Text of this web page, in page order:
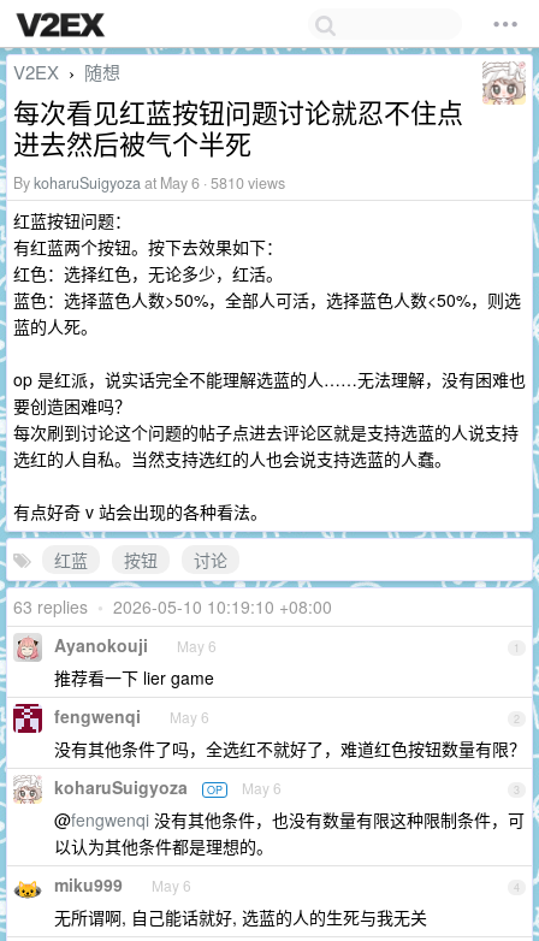
V2EX › 随想
每次看见红蓝按钮问题讨论就忍不住点
进去然后被气个半死
BykoharuSuigyozaat May 6 · 5810 views
红蓝按钮问题：
有红蓝两个按钮。按下去效果如下：
红色：选择红色，无论多少，红活。
蓝色：选择蓝色人数>50%，全部人可活，选择蓝色人数<50%，则选
蓝的人死。
op 是红派，说实话完全不能理解选蓝的人……无法理解，没有困难也
要创造困难吗？
每次刷到讨论这个问题的帖子点进去评论区就是支持选蓝的人说支持
选红的人自私。当然支持选红的人也会说支持选蓝的人蠢。
有点好奇 v 站会出现的各种看法。
红蓝
按钮
讨论
63 replies • 2026-05-10 10:19:10 +08:00
1
Ayanokouji May 6
推荐看一下 lier game
2
fengwenqi May 6
没有其他条件了吗，全选红不就好了，难道红色按钮数量有限？
3
koharuSuigyoza OP May 6
@fengwenqi 没有其他条件，也没有数量有限这种限制条件，可
以认为其他条件都是理想的。
4
miku999 May 6
无所谓啊, 自己能话就好, 选蓝的人的生死与我无关